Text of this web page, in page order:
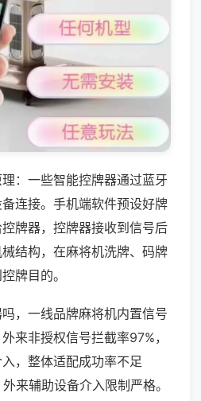
：一些智能控牌器通过蓝牙
连接。手机端软件预设好牌
牌器，控牌器接收到信号后
结构，在麻将机洗牌、码牌
牌目的。
，一线品牌麻将机内置信号
来非授权信号拦截率97%，
，整体适配成功率不足
来辅助设备介入限制严格。